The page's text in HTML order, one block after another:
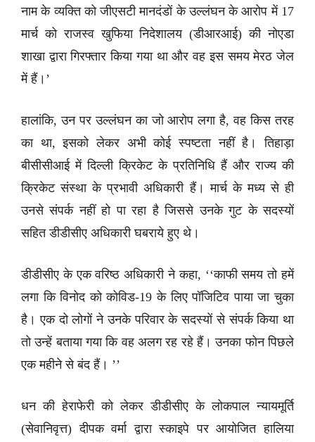
नाम के व्यक्ति को जीएसटी मानदंडों के उल्लंघन के आरोप में 17
मार्च को राजस्व खुफिया निदेशालय (डीआरआई) की नोएडा
शाखा द्वारा गिरफ्तार किया गया था और वह इस समय मेरठ जेल
में हैं।’
हालांकि, उन पर उल्लंघन का जो आरोप लगा है, वह किस तरह
का था, इसको लेकर अभी कोई स्पष्टता नहीं है। तिहाड़ा
बीसीसीआई में दिल्ली क्रिकेट के प्रतिनिधि हैं और राज्य की
क्रिकेट संस्था के प्रभावी अधिकारी हैं। मार्च के मध्य से ही
उनसे संपर्क नहीं हो पा रहा है जिससे उनके गुट के सदस्यों
सहित डीडीसीए अधिकारी घबराये हुए थे।
डीडीसीए के एक वरिष्ठ अधिकारी ने कहा, ‘‘काफी समय तो हमें
लगा कि विनोद को कोविड-19 के लिए पॉजिटिव पाया जा चुका
है। एक दो लोगों ने उनके परिवार के सदस्यों से संपर्क किया था
तो उन्हें बताया गया कि वह अलग रह रहे हैं। उनका फोन पिछले
एक महीने से बंद हैं। ’’
धन की हेराफेरी को लेकर डीडीसीए के लोकपाल न्यायमूर्ति
(सेवानिवृत्त) दीपक वर्मा द्वारा स्काइपे पर आयोजित हालिया